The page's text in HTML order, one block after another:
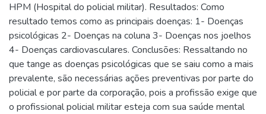
HPM (Hospital do policial militar). Resultados: Como
resultado temos como as principais doenças: 1- Doenças
psicológicas 2- Doenças na coluna 3- Doenças nos joelhos
4- Doenças cardiovasculares. Conclusões: Ressaltando no
que tange as doenças psicológicas que se saiu como a mais
prevalente, são necessárias ações preventivas por parte do
policial e por parte da corporação, pois a profissão exige que
o profissional policial militar esteja com sua saúde mental